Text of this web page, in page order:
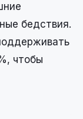
бедствия.
чтобы